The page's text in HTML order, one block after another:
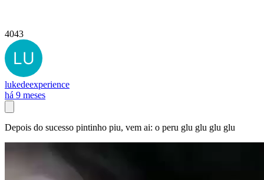
4043
lukedeexperience
há 9 meses
Depois do sucesso pintinho piu, vem ai: o peru glu glu glu glu